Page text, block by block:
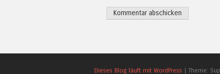
Dieses Blog läuft mit WordPress | Theme: